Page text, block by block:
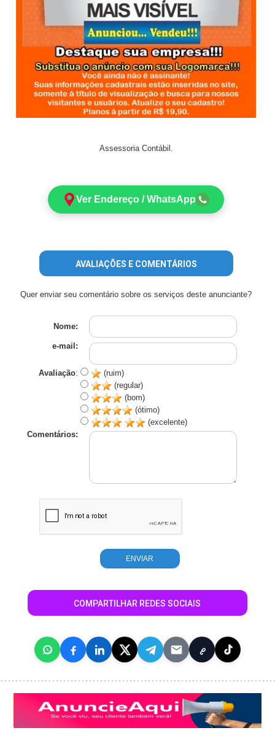
Assessoria Contábil.
Ver Endereço / WhatsApp
AVALIAÇÕES E COMENTÁRIOS
Quer enviar seu comentário sobre os serviços deste anunciante?
Nome:
e-mail:
Avaliação:
(ruim)
(regular)
(bom)
(ótimo)
(excelente)
Comentários:
COMPARTILHAR REDES SOCIAIS